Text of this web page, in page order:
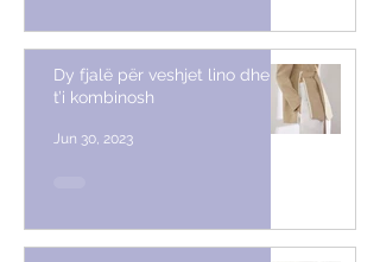
Dy fjalë për veshjet lino dhe si
t’i kombinosh
Jun 30, 2023